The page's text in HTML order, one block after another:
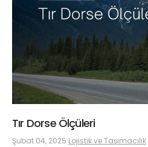
Tır Dorse Ölçüleri
Şubat 04, 2025 Lojistik ve Taşımacılık